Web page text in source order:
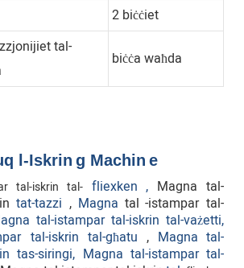
2 biċċiet
tal-
biċċa waħda
l-Iskrin g Machin e
tal-iskrin tal- fliexken ,Magna tal-
tat-tazzi , Magna tal -istampar tal-
tal-istampar tal-iskrin tal-vażetti,
tal-iskrin tal-għatu , Magna tal-
tas-siringi, Magna tal-istampar tal-